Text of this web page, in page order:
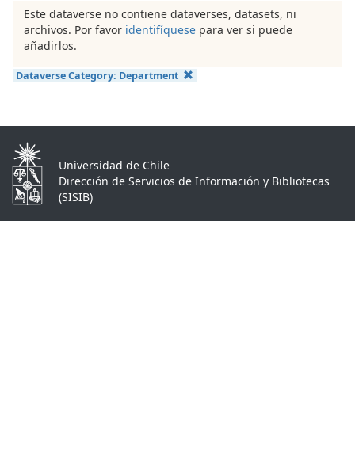
Este dataverse no contiene dataverses, datasets, ni
archivos. Por favor identifíquese para ver si puede
añadirlos.
Dataverse Category: Department
Universidad de Chile
Dirección de Servicios de Información y Bibliotecas
(SISIB)